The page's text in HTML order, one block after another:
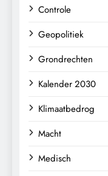
Controle
Geopolitiek
Grondrechten
Kalender 2030
Klimaatbedrog
Macht
Medisch